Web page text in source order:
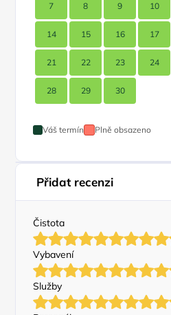
7 8 9 10
14 15 16 17
21 22 23 24
28 29 30
Váš termín Plně obsazeno
Přidat recenzi
Čistota
Vybavení
Služby